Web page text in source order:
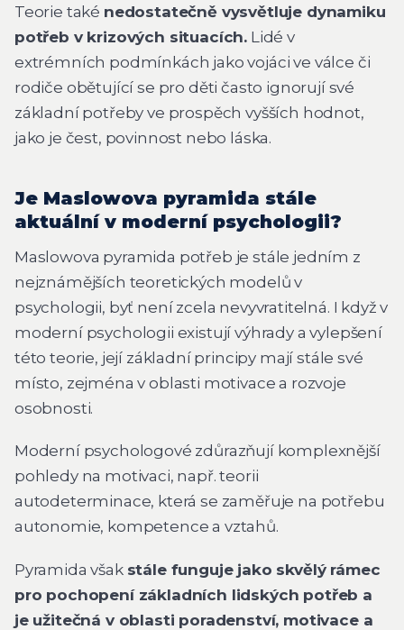
Teorie také nedostatečně vysvětluje dynamiku
potřeb v krizových situacích. Lidé v
extrémních podmínkách jako vojáci ve válce či
rodiče obětující se pro děti často ignorují své
základní potřeby ve prospěch vyšších hodnot,
jako je čest, povinnost nebo láska.
Je Maslowova pyramida stále
aktuální v moderní psychologii?
Maslowova pyramida potřeb je stále jedním z
nejznámějších teoretických modelů v
psychologii, byť není zcela nevyvratitelná. I když v
moderní psychologii existují výhrady a vylepšení
této teorie, její základní principy mají stále své
místo, zejména v oblasti motivace a rozvoje
osobnosti.
Moderní psychologové zdůrazňují komplexnější
pohledy na motivaci, např. teorii
autodeterminace, která se zaměřuje na potřebu
autonomie, kompetence a vztahů.
Pyramida však stále funguje jako skvělý rámec
pro pochopení základních lidských potřeb a
je užitečná v oblasti poradenství, motivace a